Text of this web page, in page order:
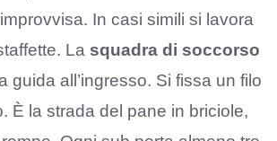
In casi simili si lavora
La squadra di soccorso
guida all’ingresso. Si fissa un filo
È la strada del pane in briciole,